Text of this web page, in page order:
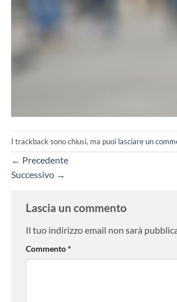
I trackback sono chiusi, ma puoi lasciare un
← Precedente
Successivo →
Lascia un commento
Il tuo indirizzo email non sarà
Commento*